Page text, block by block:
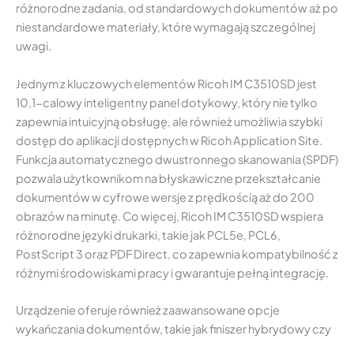
różnorodne zadania, od standardowych dokumentów aż po
niestandardowe materiały, które wymagają szczególnej
uwagi.
Jednym z kluczowych elementów Ricoh IM C3510SD jest
10,1-calowy inteligentny panel dotykowy, który nie tylko
zapewnia intuicyjną obsługę, ale również umożliwia szybki
dostęp do aplikacji dostępnych w Ricoh Application Site.
Funkcja automatycznego dwustronnego skanowania (SPDF)
pozwala użytkownikom na błyskawiczne przekształcanie
dokumentów w cyfrowe wersje z prędkością aż do 200
obrazów na minutę. Co więcej, Ricoh IM C3510SD wspiera
różnorodne języki drukarki, takie jak PCL5e, PCL6,
PostScript 3 oraz PDF Direct, co zapewnia kompatybilność z
różnymi środowiskami pracy i gwarantuje pełną integrację.
Urządzenie oferuje również zaawansowane opcje
wykańczania dokumentów, takie jak finiszer hybrydowy czy